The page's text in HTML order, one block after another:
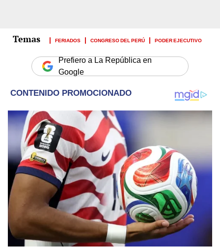
FERIADOS CONGRESO DEL PERÚ PODER EJECUTIVO
Prefiero a La República en
Google